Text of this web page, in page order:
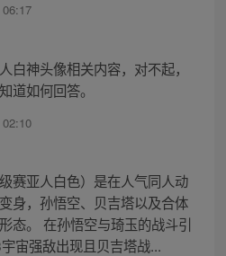
白神头像相关内容，对不起，
道如何回答。
赛亚人白色）是在人气同人动
身，孙悟空、贝吉塔以及合体
态。 在孙悟空与琦玉的战斗引
宙强敌出现且贝吉塔战...